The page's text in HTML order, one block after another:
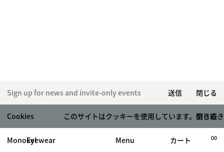
送信 閉じる
Cookies このサイトはクッキーを使用しています。引き続
閉じる
MonokelEyewear カート 00